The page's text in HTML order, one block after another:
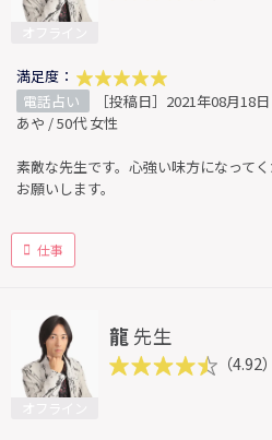
満足度：
電話占い
［投稿日］2021年08月18日
あや / 50代 女性
素敵な先生です。心強い味方になって
お願いします。
仕事
龍 先生
（4.92）